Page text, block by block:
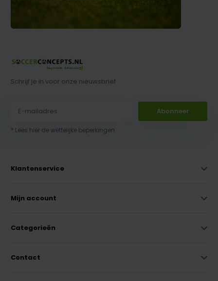
Schrijf je in voor onze nieuwsbrief
Abonneer
* Lees hier de wettelijke beperkingen
Klantenservice
Mijn account
Categorieën
Contact